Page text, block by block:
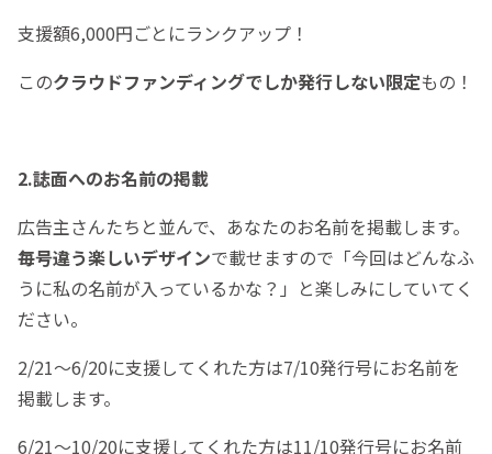
支援額6,000円ごとにランクアップ！
このクラウドファンディングでしか発行しない限定もの！
2.誌面へのお名前の掲載
広告主さんたちと並んで、あなたのお名前を掲載します。
毎号違う楽しいデザインで載せますので「今回はどんなふ
うに私の名前が入っているかな？」と楽しみにしていてく
ださい。
2/21～6/20に支援してくれた方は7/10発行号にお名前を
掲載します。
6/21～10/20に支援してくれた方は11/10発行号にお名前